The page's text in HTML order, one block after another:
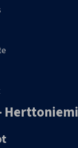
Herttoniemi